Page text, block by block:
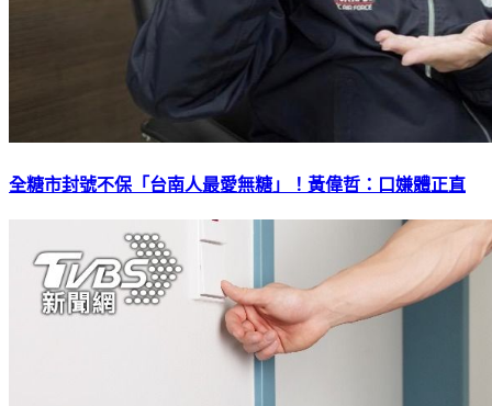
全糖市封號不保「台南人最愛無糖」！黃偉哲：口嫌體正直